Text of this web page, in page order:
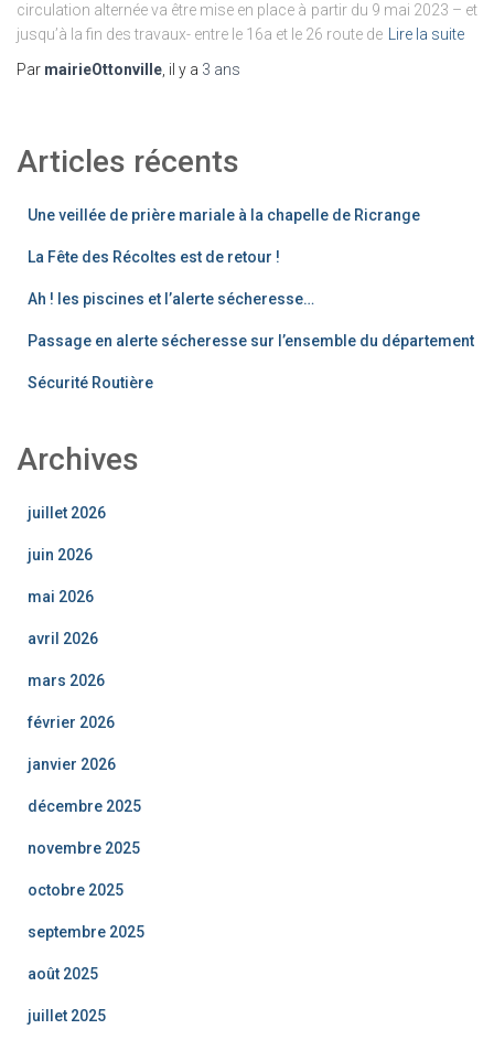
circulation alternée va être mise en place à partir du 9 mai 2023 – et
jusqu’à la fin des travaux- entre le 16a et le 26 route de
Lire la suite
Par mairieOttonville , il y a 3 ans
Articles récents
Une veillée de prière mariale à la chapelle de Ricrange
La Fête des Récoltes est de retour !
Ah ! les piscines et l’alerte sécheresse…
Passage en alerte sécheresse sur l’ensemble du département
Sécurité Routière
Archives
juillet 2026
juin 2026
mai 2026
avril 2026
mars 2026
février 2026
janvier 2026
décembre 2025
novembre 2025
octobre 2025
septembre 2025
août 2025
juillet 2025